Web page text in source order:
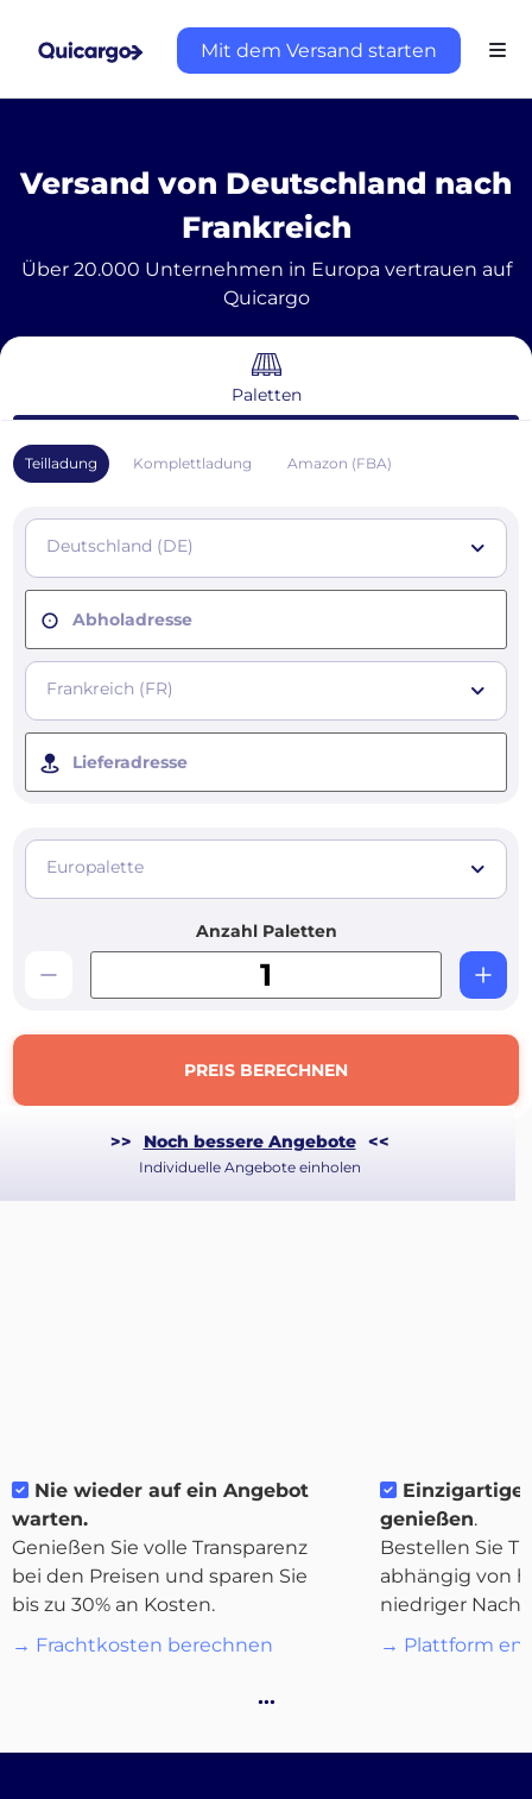
Mit dem Versand starten
Über
Quicargo
Versand von Deutschland nach
Frankreich
Über 20.000 Unternehmen in Europa vertrauen auf
Quicargo
Paletten
Teilladung Komplettladung Amazon (FBA)
Deutschland (DE)
Abholadresse
Frankreich (FR)
Lieferadresse
Europalette
Anzahl Paletten
PREIS BERECHNEN
>> Noch bessere Angebote <<
Individuelle Angebote einholen
Nie wieder auf ein Angebot
warten.
Genießen Sie volle Transparenz
bei den Preisen und sparen Sie
bis zu 30% an Kosten.
→ Frachtkosten berechnen
genießen.
Bestellen Sie
abhängig von
niedriger
→ Plattform
…